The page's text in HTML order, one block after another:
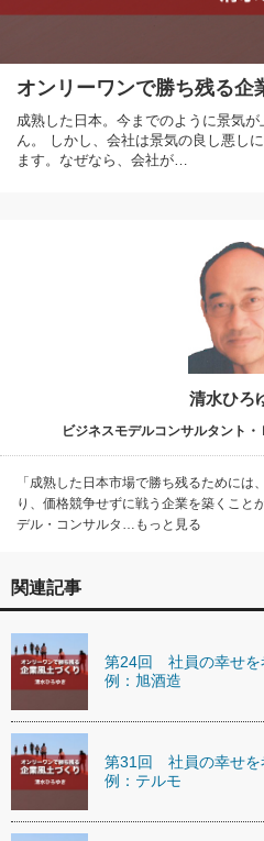
オンリーワンで勝ち残る企
成熟した日本。今までのように景気
ん。 しかし、会社は景気の良し悪し
ます。なぜなら、会社が…
清水ひろ
ビジネスモデルコンサルタント
「成熟した日本市場で勝ち残るためには
り、価格競争せずに戦う企業を築くこと
デル・コンサルタ…もっと見る
関連記事
第24回 社員の幸せを
例：旭酒造
第31回 社員の幸せを
例：テルモ